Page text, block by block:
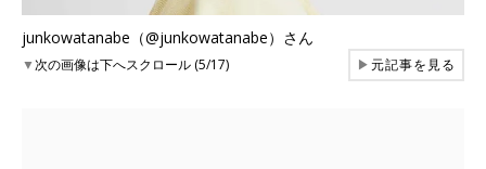
junkowatanabe（@junkowatanabe）さん
▼次の画像は下へスクロール (5/17) ▶元記事を見る